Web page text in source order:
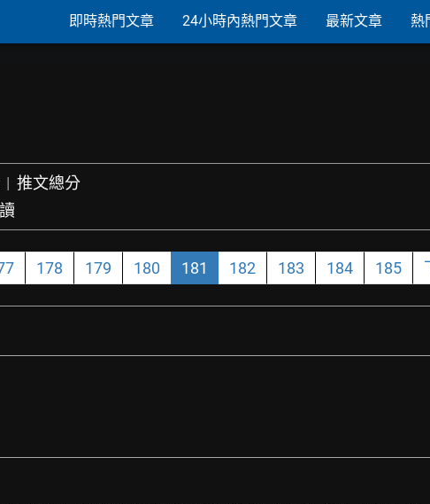
即時熱門文章 24小時內熱門文章 最新文章 熱
| 推文總分
178 179 180 181 182 183 184 185